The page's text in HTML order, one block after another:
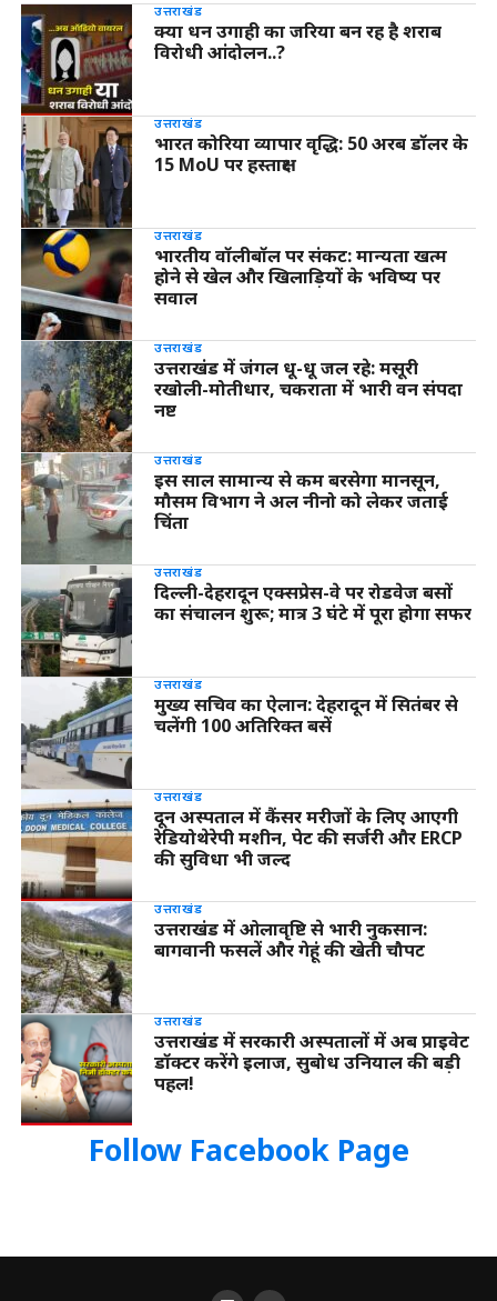
उत्तराखंड
क्या धन उगाही का जरिया बन रह है शराब
विरोधी आंदोलन..?
उत्तराखंड
भारत कोरिया व्यापार वृद्धि: 50 अरब डॉलर के
15 MoU पर हस्ताक्षर
उत्तराखंड
भारतीय वॉलीबॉल पर संकट: मान्यता खत्म
होने से खेल और खिलाड़ियों के भविष्य पर
सवाल
उत्तराखंड
उत्तराखंड में जंगल धू-धू जल रहे: मसूरी
रखोली-मोतीधार, चकराता में भारी वन संपदा
नष्ट
उत्तराखंड
इस साल सामान्य से कम बरसेगा मानसून,
मौसम विभाग ने अल नीनो को लेकर जताई
चिंता
उत्तराखंड
दिल्ली-देहरादून एक्सप्रेस-वे पर रोडवेज बसों
का संचालन शुरू; मात्र 3 घंटे में पूरा होगा सफर
उत्तराखंड
मुख्य सचिव का ऐलान: देहरादून में सितंबर से
चलेंगी 100 अतिरिक्त बसें
उत्तराखंड
दून अस्पताल में कैंसर मरीजों के लिए आएगी
रेडियोथेरेपी मशीन, पेट की सर्जरी और ERCP
की सुविधा भी जल्द
उत्तराखंड
उत्तराखंड में ओलावृष्टि से भारी नुकसान:
बागवानी फसलें और गेहूं की खेती चौपट
उत्तराखंड
उत्तराखंड में सरकारी अस्पतालों में अब प्राइवेट
डॉक्टर करेंगे इलाज, सुबोध उनियाल की बड़ी
पहल!
Follow Facebook Page